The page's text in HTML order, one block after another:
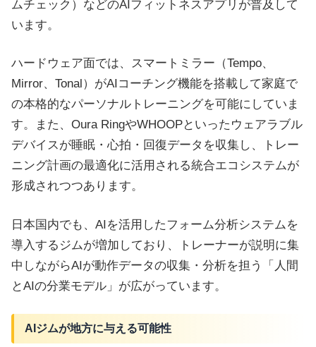
ムチェック）などのAIフィットネスアプリが普及して
います。
ハードウェア面では、スマートミラー（Tempo、
Mirror、Tonal）がAIコーチング機能を搭載して家庭で
の本格的なパーソナルトレーニングを可能にしていま
す。また、Oura RingやWHOOPといったウェアラブル
デバイスが睡眠・心拍・回復データを収集し、トレー
ニング計画の最適化に活用される統合エコシステムが
形成されつつあります。
日本国内でも、AIを活用したフォーム分析システムを
導入するジムが増加しており、トレーナーが説明に集
中しながらAIが動作データの収集・分析を担う「人間
とAIの分業モデル」が広がっています。
AIジムが地方に与える可能性